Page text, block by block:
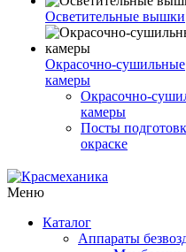
Осветительные вышки
Окрасочно-сушильные
камеры
Окрасочно-
камеры
Посты
окраске
Меню
Каталог
Аппараты